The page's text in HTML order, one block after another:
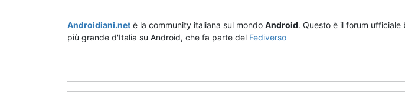
Androidiani.net è la community italiana sul mondo Android. Questo è il forum
più grande d'Italia su Android, che fa parte del Fediverso